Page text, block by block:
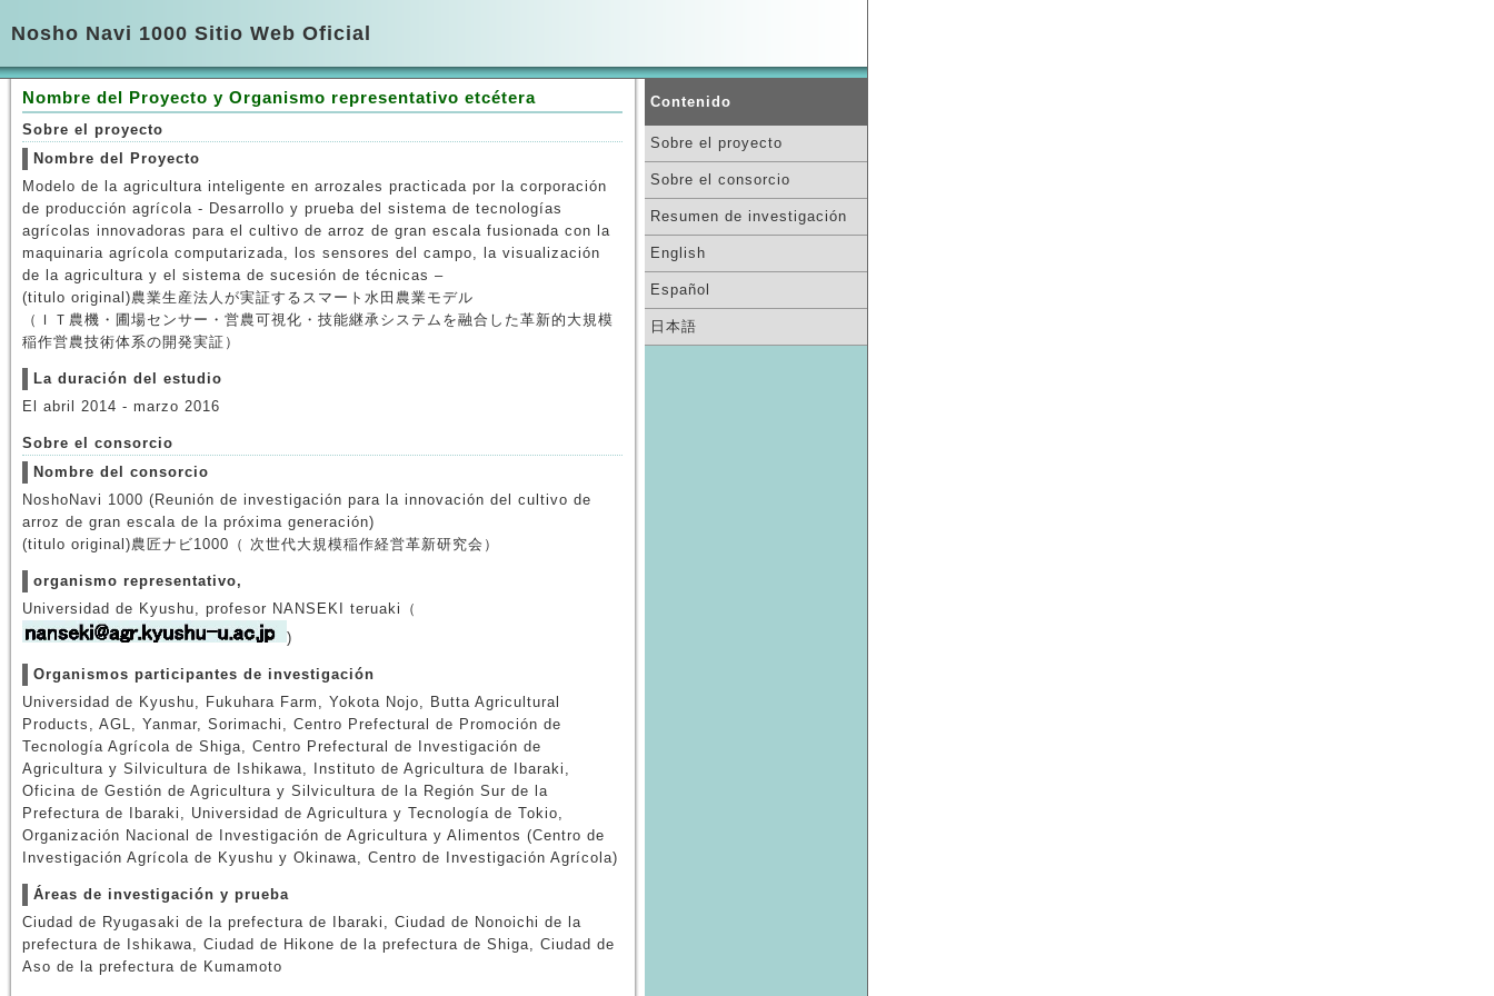
Nosho Navi 1000 Sitio Web Oficial
Nombre del Proyecto y Organismo representativo etcétera
Sobre el proyecto
Nombre del Proyecto
Modelo de la agricultura inteligente en arrozales practicada por la corporación
de producción agrícola - Desarrollo y prueba del sistema de tecnologías
agrícolas innovadoras para el cultivo de arroz de gran escala fusionada con la
maquinaria agrícola computarizada, los sensores del campo, la visualización
de la agricultura y el sistema de sucesión de técnicas –
(titulo original)農業生産法人が実証するスマート水田農業モデル
（ＩＴ農機・圃場センサー・営農可視化・技能継承システムを融合した革新的大規模
稲作営農技術体系の開発実証）
La duración del estudio
El abril 2014 - marzo 2016
Sobre el consorcio
Nombre del consorcio
NoshoNavi 1000 (Reunión de investigación para la innovación del cultivo de
arroz de gran escala de la próxima generación)
(titulo original)農匠ナビ1000（ 次世代大規模稲作経営革新研究会）
organismo representativo,
Universidad de Kyushu, profesor NANSEKI teruaki（
)
Organismos participantes de investigación
Universidad de Kyushu, Fukuhara Farm, Yokota Nojo, Butta Agricultural
Products, AGL, Yanmar, Sorimachi, Centro Prefectural de Promoción de
Tecnología Agrícola de Shiga, Centro Prefectural de Investigación de
Agricultura y Silvicultura de Ishikawa, Instituto de Agricultura de Ibaraki,
Oficina de Gestión de Agricultura y Silvicultura de la Región Sur de la
Prefectura de Ibaraki, Universidad de Agricultura y Tecnología de Tokio,
Organización Nacional de Investigación de Agricultura y Alimentos (Centro de
Investigación Agrícola de Kyushu y Okinawa, Centro de Investigación Agrícola)
Áreas de investigación y prueba
Ciudad de Ryugasaki de la prefectura de Ibaraki, Ciudad de Nonoichi de la
prefectura de Ishikawa, Ciudad de Hikone de la prefectura de Shiga, Ciudad de
Aso de la prefectura de Kumamoto
Contenido
Sobre el proyecto
Sobre el consorcio
Resumen de investigación
English
Español
日本語